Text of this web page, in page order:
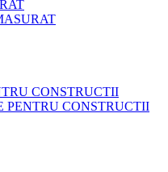
CONSTRUCTII
PENTRU CONSTRUCTII